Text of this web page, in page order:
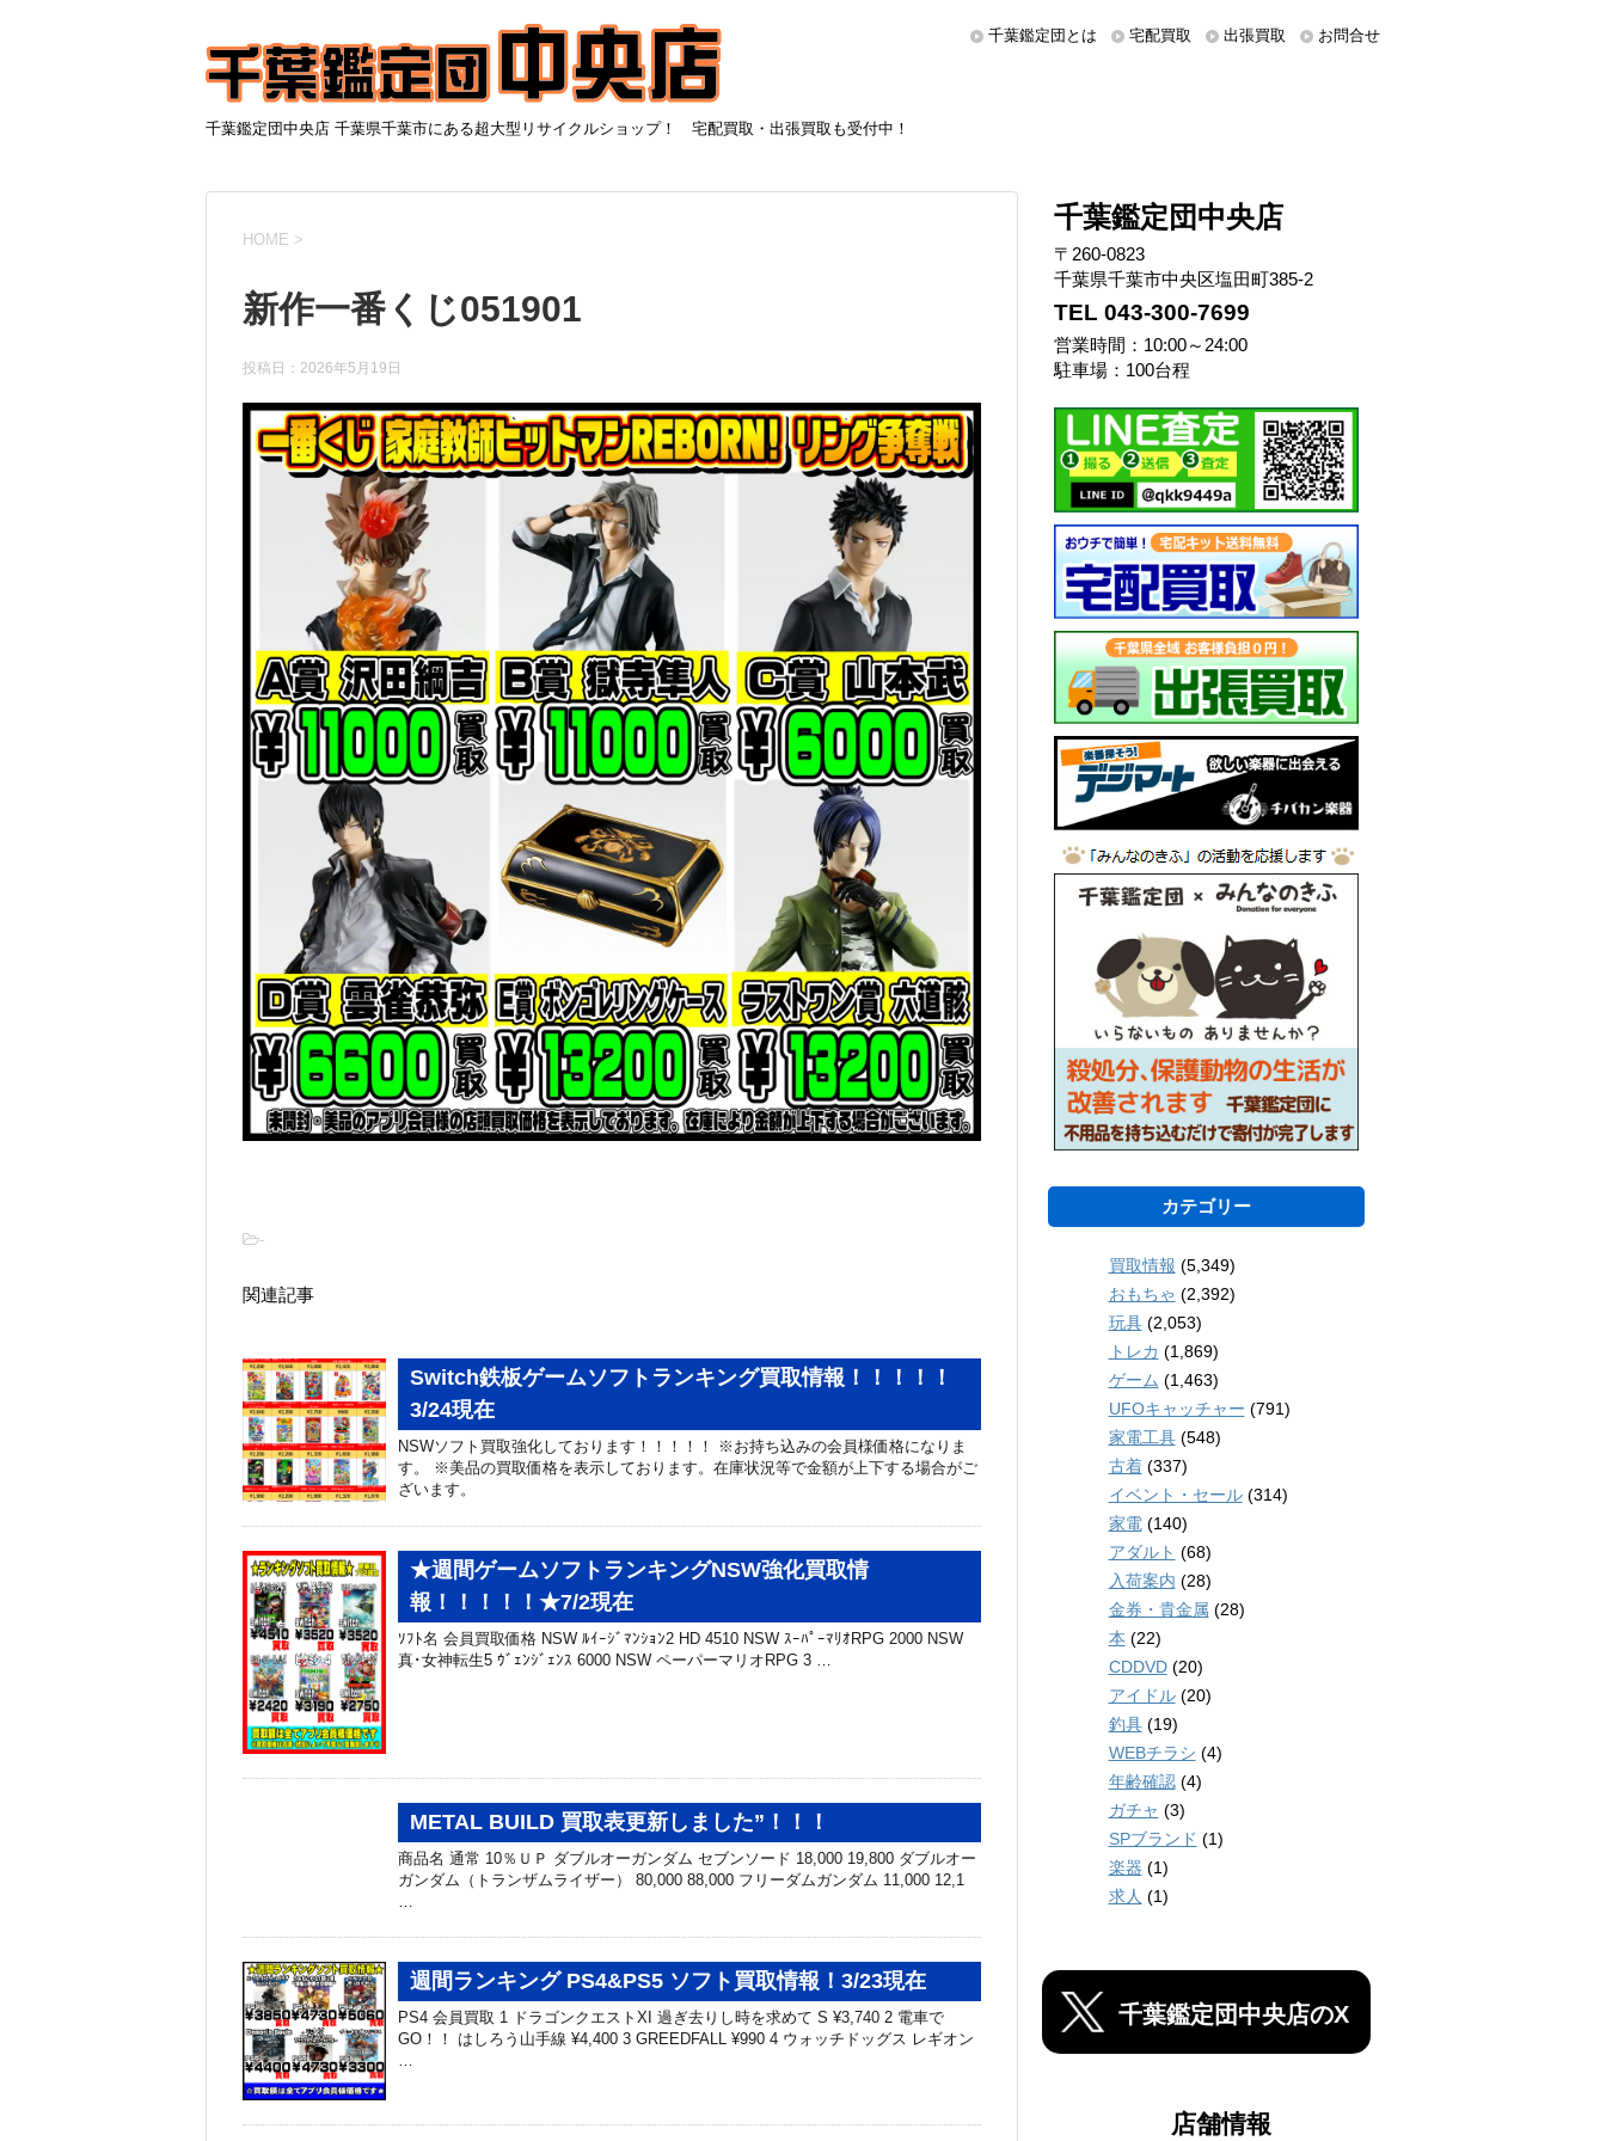
千葉鑑定団中央店 千葉県千葉市にある超大型リサイクルショップ！ 宅配買取・出張買取も受付中！
千葉鑑定団とは 宅配買取 出張買取 お問合せ
HOME >
新作一番くじ051901
投稿日： 2026年5月19日
-
関連記事
Switch鉄板ゲームソフトランキング買取情報！！！！！
3/24現在
NSWソフト買取強化しております！！！！！ ※お持ち込みの会員様価格になりま
す。 ※美品の買取価格を表示しております。在庫状況等で金額が上下する場合がご
ざいます。
★週間ゲームソフトランキングNSW強化買取情
報！！！！！★7/2現在
ｿﾌﾄ名 会員買取価格 NSW ﾙｲｰｼﾞﾏﾝｼｮﾝ2 HD 4510 NSW ｽｰﾊﾟｰﾏﾘｵRPG 2000 NSW
真･女神転生5 ｳﾞｪﾝｼﾞｪﾝｽ 6000 NSW ペーパーマリオRPG 3 …
METAL BUILD 買取表更新しました”！！！
商品名 通常 10％ＵＰ ダブルオーガンダム セブンソード 18,000 19,800 ダブルオー
ガンダム（トランザムライザー） 80,000 88,000 フリーダムガンダム 11,000 12,1
週間ランキング PS4&PS5 ソフト買取情報！3/23現在
PS4 会員買取 1 ドラゴンクエストXI 過ぎ去りし時を求めて S ¥3,740 2 電車で
GO！！ はしろう山手線 ¥4,400 3 GREEDFALL ¥990 4 ウォッチドッグス レギオン
千葉鑑定団中央店
〒260-0823
千葉県千葉市中央区塩田町385-2
TEL 043-300-7699
営業時間：10:00～24:00
駐車場：100台程
カテゴリー
買取情報 (5,349)
おもちゃ (2,392)
玩具(2,053)
トレカ (1,869)
ゲーム (1,463)
UFOキャッチャー (791)
家電工具(548)
古着(337)
イベント・セール(314)
家電(140)
アダルト (68)
入荷案内 (28)
金券・貴金属 (28)
本 (22)
CDDVD(20)
アイドル(20)
釣具(19)
WEBチラシ (4)
年齢確認(4)
ガチャ (3)
SPブランド (1)
楽器 (1)
求人 (1)
千葉鑑定団中央店のX
店舗情報